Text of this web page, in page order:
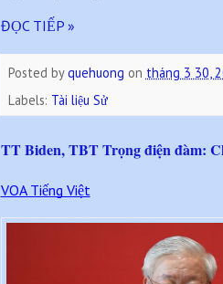
ĐỌC TIẾP »
Posted byquehuong on tháng 3 30,
Labels: Tài liệu Sử
TT Biden, TBT Trọng điện đàm:
VOA Tiếng Việt